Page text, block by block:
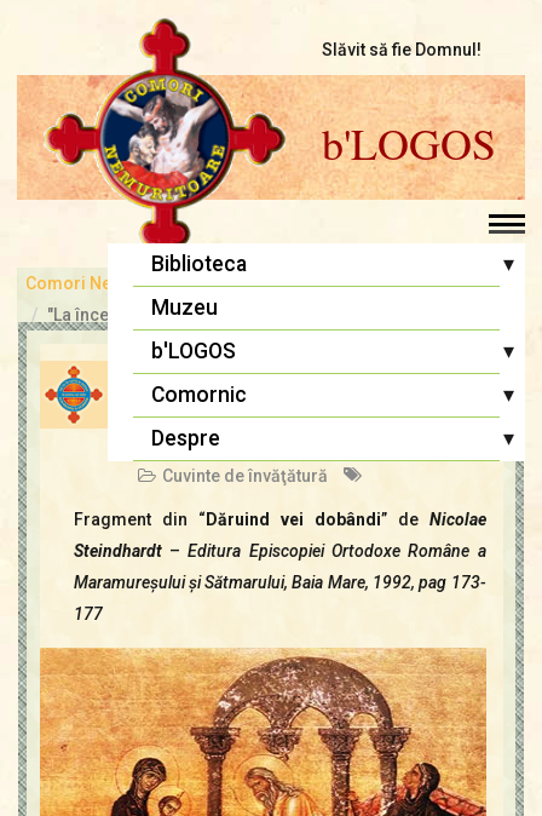
Slăvit să fie Domnul!
b'LOGOS
Biblioteca ▾
Fr. Ioan Marini
Muzeu
b'LOGOS
▾
Lupta cea bună
Pagina copiilor
Comornic ▾
Biblia Ortodoxă
Rugăciuni
Icoane
Calendar
Glosar
Repere
Despre ▾
Termeni și Condiții
Condiții de Colaborare
Contact
Comori Nemuritoare
bLOGOS
"La început a fost Cuvântul..."
LA PRAZNICUL
ÎNTÂMPINĂRII DOMNULUI
admin
Cuvinte de învăţătură
Fragment din “Dăruind vei dobândi” de Nicolae
Steindhardt–Editura Episcopiei Ortodoxe Române a
Maramureşului şi Sătmarului, Baia Mare, 1992, pag 173-
177